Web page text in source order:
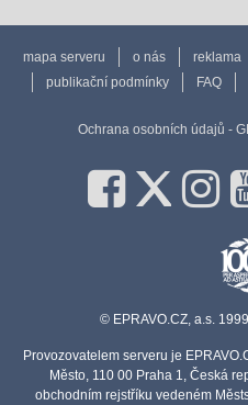
mapa serveru o nás reklama
publikační podmínky
FAQ
Ochrana osobních údajů -
© EPRAVO.CZ, a.s.
Provozovatelem serveru je
Město, 110 00 Praha 1, Česká
obchodním rejstříku vedeném